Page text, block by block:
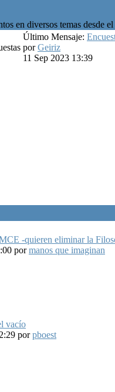
en diversos temas desde
Último Mensaje:
porGeiriz
11 Sep 2023 13:39
-quieren eliminar la
pormanos que imaginan
vacío
porpboest